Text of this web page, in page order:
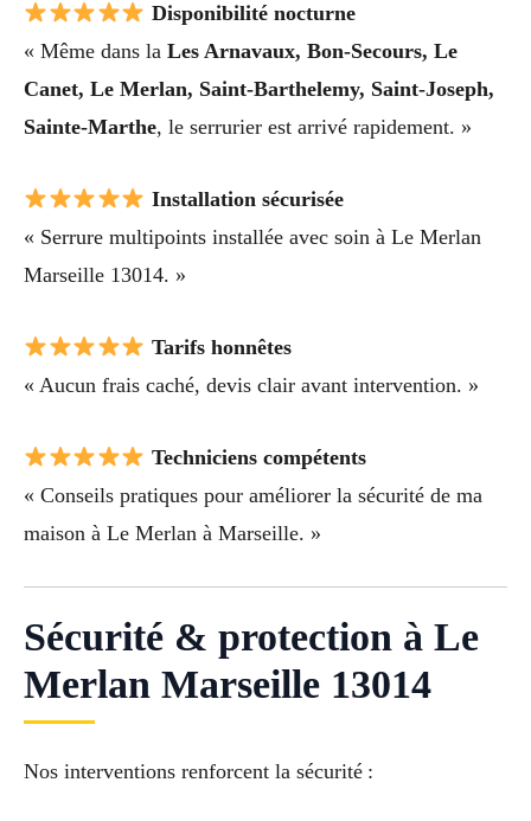
Disponibilité nocturne
« Même dans la Les Arnavaux, Bon-Secours, Le
Canet, Le Merlan, Saint-Barthelemy, Saint-Joseph,
Sainte-Marthe, le serrurier est arrivé rapidement. »
Installation sécurisée
« Serrure multipoints installée avec soin à Le Merlan
Marseille 13014. »
Tarifs honnêtes
« Aucun frais caché, devis clair avant intervention. »
Techniciens compétents
« Conseils pratiques pour améliorer la sécurité de ma
maison à Le Merlan à Marseille. »
Sécurité & protection à Le
Merlan Marseille 13014
Nos interventions renforcent la sécurité :